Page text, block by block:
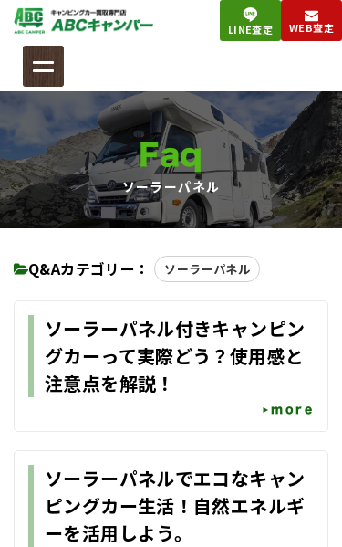
ス
キ
ッ
プ
LINE査定 WEB査定
Faq
ソーラーパネル
Q&Aカテゴリー： ソーラーパネル
ソーラーパネル付きキャンピン
グカーって実際どう？使用感と
注意点を解説！
more
ソーラーパネルでエコなキャン
ピングカー生活！自然エネルギ
ーを活用しよう。